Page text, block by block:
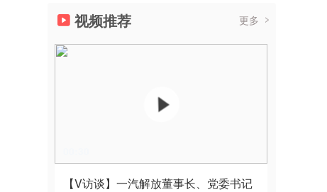
视频推荐 更多
【V访谈】一汽解放董事长、党委书记